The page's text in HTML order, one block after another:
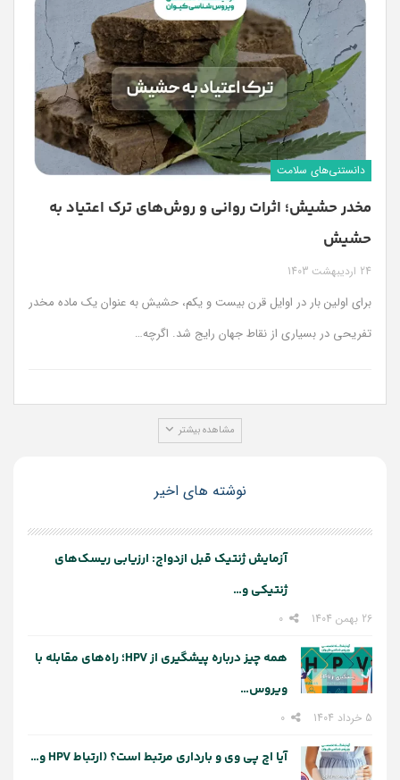
دانستنی‌های سلامت
مخدر حشیش؛ اثرات روانی و روش‌های ترک اعتیاد به
حشیش
24 اردیبهشت 1403
برای اولین بار در اوایل قرن بیست و یکم، حشیش به عنوان یک ماده مخدر
تفریحی در بسیاری از نقاط جهان رایج شد. اگرچه…
مشاهده بیشتر
نوشته های اخیر
آزمایش ژنتیک قبل ازدواج: ارزیابی ریسک‌های
ژنتیکی و…
26 بهمن 1404
همه چیز درباره پیشگیری از HPV؛ راه‌های مقابله با
ویروس…
5 خرداد 1404
آیا اچ پی وی و بارداری مرتبط است؟ (ارتباط HPV و…